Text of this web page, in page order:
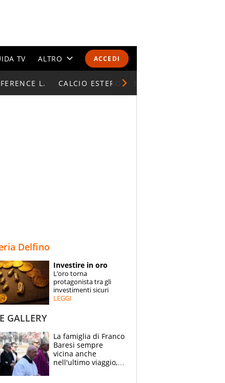
ACCEDI
TV ALTRO
CALENDARI E CLASSIFICHE
ESPERTI
CONTATTI
L. CALCIO ESTERO
Delfino
Investire in oro
L’oro torna
protagonista tra gli
investimenti sicuri
LEGGI
GALLERY
La famiglia di Franco
Baresi sempre
vicina anche
nell'ultimo viaggio,